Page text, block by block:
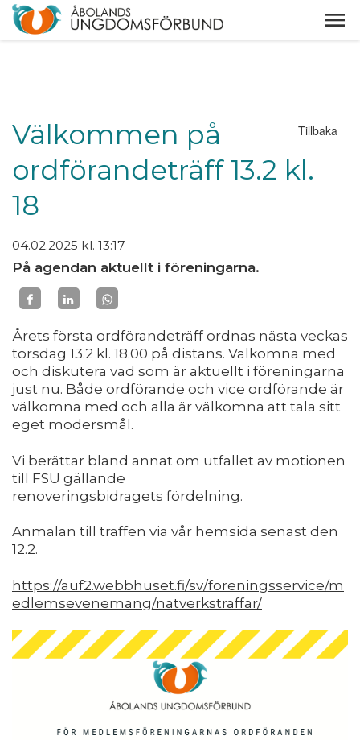
Tillbaka
Välkommen på
ordförandeträff 13.2 kl.
18
04.02.2025 kl. 13:17
På agendan aktuellt i föreningarna.
Årets första ordförandeträff ordnas nästa veckas
torsdag 13.2 kl. 18.00 på distans. Välkomna med
och diskutera vad som är aktuellt i föreningarna
just nu. Både ordförande och vice ordförande är
välkomna med och alla är välkomna att tala sitt
eget modersmål.
Vi berättar bland annat om utfallet av motionen
till FSU gällande
renoveringsbidragets fördelning.
Anmälan till träffen via vår hemsida senast den
12.2.
https://auf2.webbhuset.fi/sv/foreningsservice/m
edlemsevenemang/natverkstraffar/